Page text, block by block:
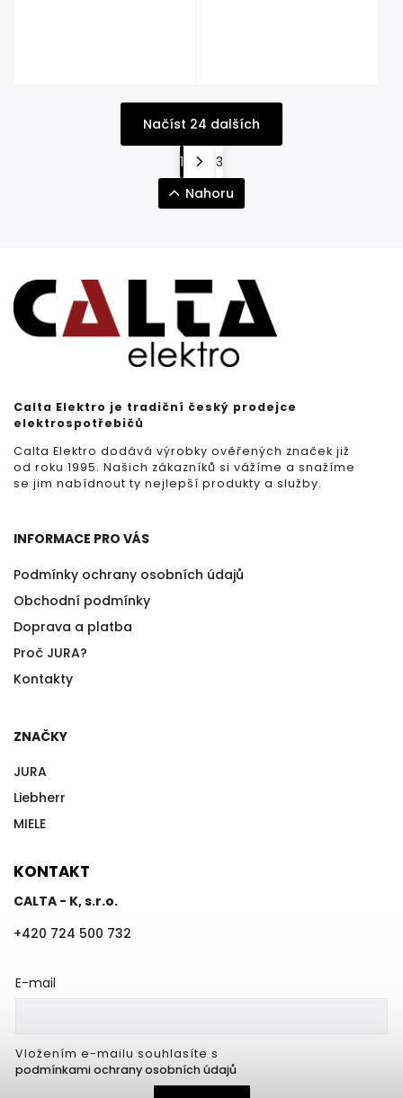
Načíst 24 dalších
1
3
Nahoru
Calta Elektro je tradiční český prodejce
elektrospotřebičů
Calta Elektro dodává výrobky ověřených značek již
od roku 1995. Našich zákazníků si vážíme a snažíme
se jim nabídnout ty nejlepší produkty a služby.
INFORMACE PRO VÁS
Podmínky ochrany osobních údajů
Obchodní podmínky
Doprava a platba
Proč JURA?
Kontakty
ZNAČKY
JURA
Liebherr
MIELE
KONTAKT
CALTA - K, s.r.o.
+420 724 500 732
E-mail
Vložením e-mailu souhlasíte s
podmínkami ochrany osobních údajů